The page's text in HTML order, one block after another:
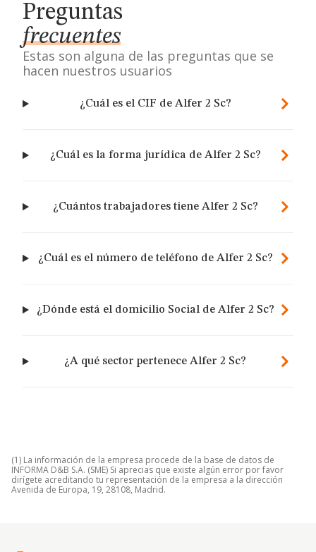
Preguntas
frecuentes
Estas son alguna de las preguntas que se
hacen nuestros usuarios
¿Cuál es el CIF de Alfer 2 Sc?
¿Cuál es la forma jurídica de Alfer 2 Sc?
¿Cuántos trabajadores tiene Alfer 2 Sc?
¿Cuál es el número de teléfono de Alfer 2 Sc?
¿Dónde está el domicilio Social de Alfer 2 Sc?
¿A qué sector pertenece Alfer 2 Sc?
(1) La información de la empresa procede de la base de datos de
INFORMA D&B S.A. (SME) Si aprecias que existe algún error por favor
dirígete acreditando tu representación de la empresa a la dirección
Avenida de Europa, 19, 28108, Madrid.